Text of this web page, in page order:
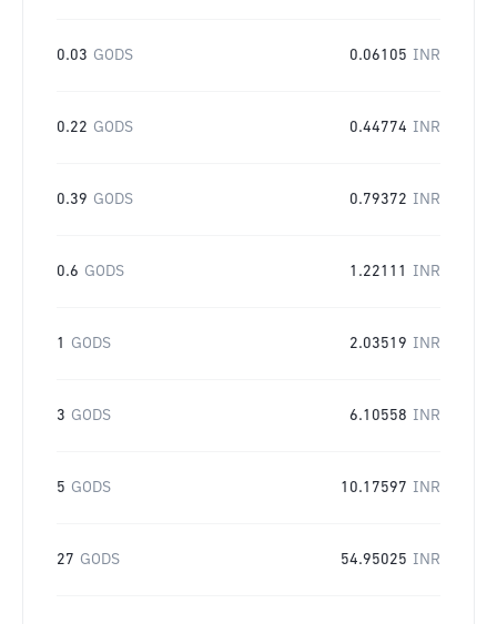
0.03 GODS 0.06105 INR
0.22 GODS 0.44774 INR
0.39 GODS 0.79372 INR
0.6 GODS 1.22111 INR
1 GODS 2.03519 INR
3 GODS 6.10558 INR
5 GODS 10.17597 INR
27 GODS 54.95025 INR